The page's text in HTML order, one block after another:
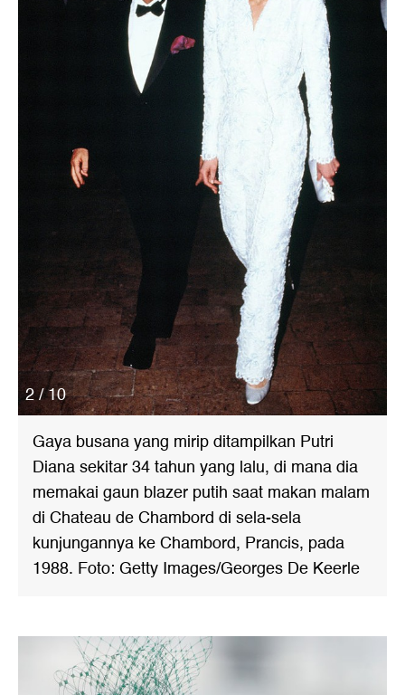
2 / 10
Gaya busana yang mirip ditampilkan Putri
Diana sekitar 34 tahun yang lalu, di mana dia
memakai gaun blazer putih saat makan malam
di Chateau de Chambord di sela-sela
kunjungannya ke Chambord, Prancis, pada
1988. Foto: Getty Images/Georges De Keerle